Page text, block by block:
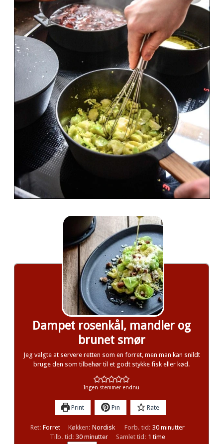
Dampet rosenkål, mandler og
brunet smør
Jeg valgte at servere retten som en forret, men man kan snildt
bruge den som tilbehør til et godt stykke fisk eller kød.
Ingen stemmer endnu
Print Pin Rate
Ret:Forret Køkken:Nordisk Forb. tid: 30minutter
minutter
Tilb. tid:30minutter
minutter Samlet tid: 1 time
time